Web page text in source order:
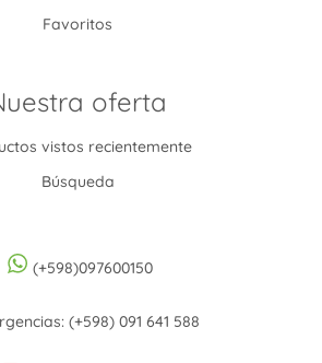
Favoritos
oferta
vistos recientemente
Búsqueda
(+598)097600150
(+598) 091 641 588